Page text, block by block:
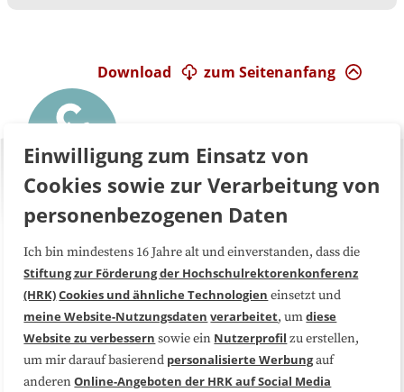
zum Seitenanfang
Download
Über uns FAQ
Medienarbeit Kooperationen
Datenschutzerklärung Impressum
Einwilligung zum Einsatz von
Cookies sowie zur Verarbeitung von
personenbezogenen Daten
Ich bin mindestens 16 Jahre alt und einverstanden, dass die
Stiftung zur Förderung der Hochschulrektorenkonferenz
(HRK)Cookies und ähnliche Technologien einsetzt und
meine Website-Nutzungsdaten verarbeitet, umdiese
Website zu verbessern sowie ein Nutzerprofil zu erstellen,
um mir darauf basierend personalisierte Werbungauf
anderenOnline-Angeboten der HRK auf Social Media